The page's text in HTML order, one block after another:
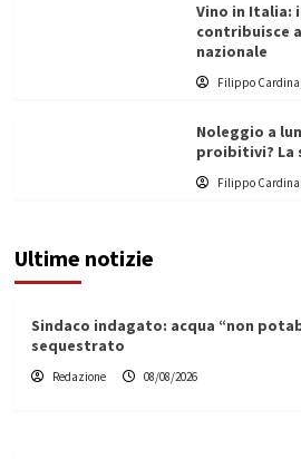
Vino in Italia:
contribuisce
nazionale
Filippo
Noleggio a
proibitivi? La
Filippo
Ultime notizie
Sindaco indagato: acqua “non
sequestrato
Redazione 08/08/2026